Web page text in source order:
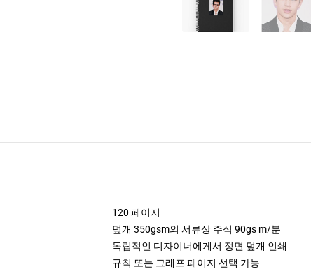
120 페이지
덮개 350gsm의 서류상 주식 90gs m/분
독립적인 디자이너에게서 정면 덮개 인쇄
규칙 또는 그래프 페이지 선택 가능